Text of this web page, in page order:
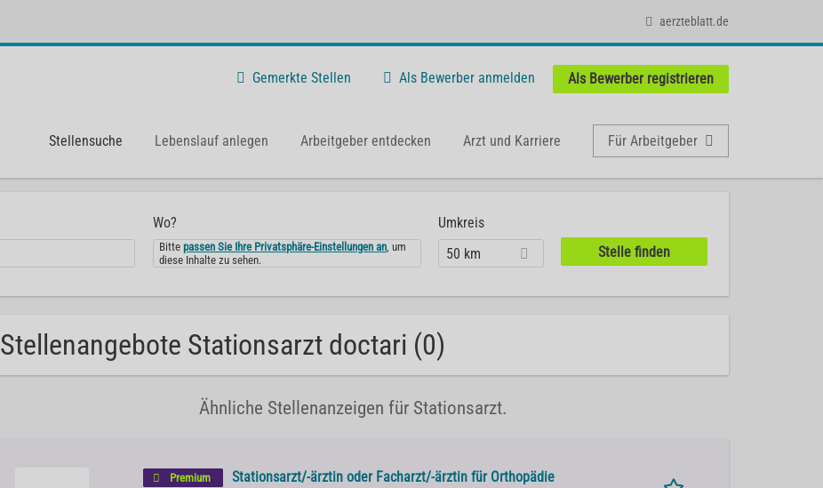
aerzteblatt.de
Gemerkte Stellen Als Bewerber anmelden Als Bewerber registrieren
Stellensuche Lebenslauf anlegen Arbeitgeber entdecken Arzt und Karriere Für Arbeitgeber
Wo?
Bittepassen Sie Ihre Privatsphäre-Einstellungen an, um
diese Inhalte zu sehen.
Umkreis
50 km
Stellenangebote Stationsarzt doctari (0)
Ähnliche Stellenanzeigen für Stationsarzt.
Premium
Stationsarzt/-ärztin oder Facharzt/-ärztin für Orthopädie